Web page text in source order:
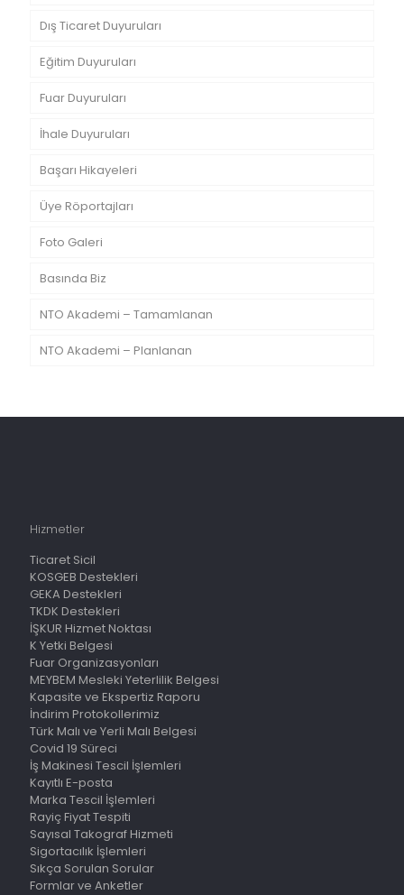
Dış Ticaret Duyuruları
Eğitim Duyuruları
Fuar Duyuruları
İhale Duyuruları
Başarı Hikayeleri
Üye Röportajları
Foto Galeri
Basında Biz
NTO Akademi – Tamamlanan
NTO Akademi – Planlanan
Hizmetler
Ticaret Sicil
KOSGEB Destekleri
GEKA Destekleri
TKDK Destekleri
İŞKUR Hizmet Noktası
K Yetki Belgesi
Fuar Organizasyonları
MEYBEM Mesleki Yeterlilik Belgesi
Kapasite ve Ekspertiz Raporu
İndirim Protokollerimiz
Türk Malı ve Yerli Malı Belgesi
Covid 19 Süreci
İş Makinesi Tescil İşlemleri
Kayıtlı E-posta
Marka Tescil İşlemleri
Rayiç Fiyat Tespiti
Sayısal Takograf Hizmeti
Sigortacılık İşlemleri
Sıkça Sorulan Sorular
Formlar ve Anketler